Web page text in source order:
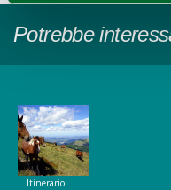
Potrebbe
Itinerario